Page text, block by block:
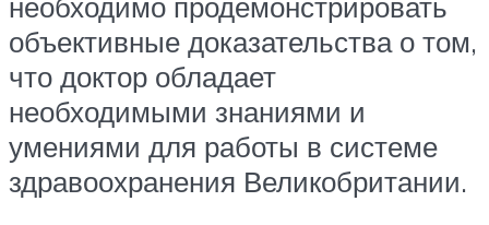
объективные доказательства о том,
что доктор обладает
необходимыми знаниями и
умениями для работы в системе
здравоохранения Великобритании.